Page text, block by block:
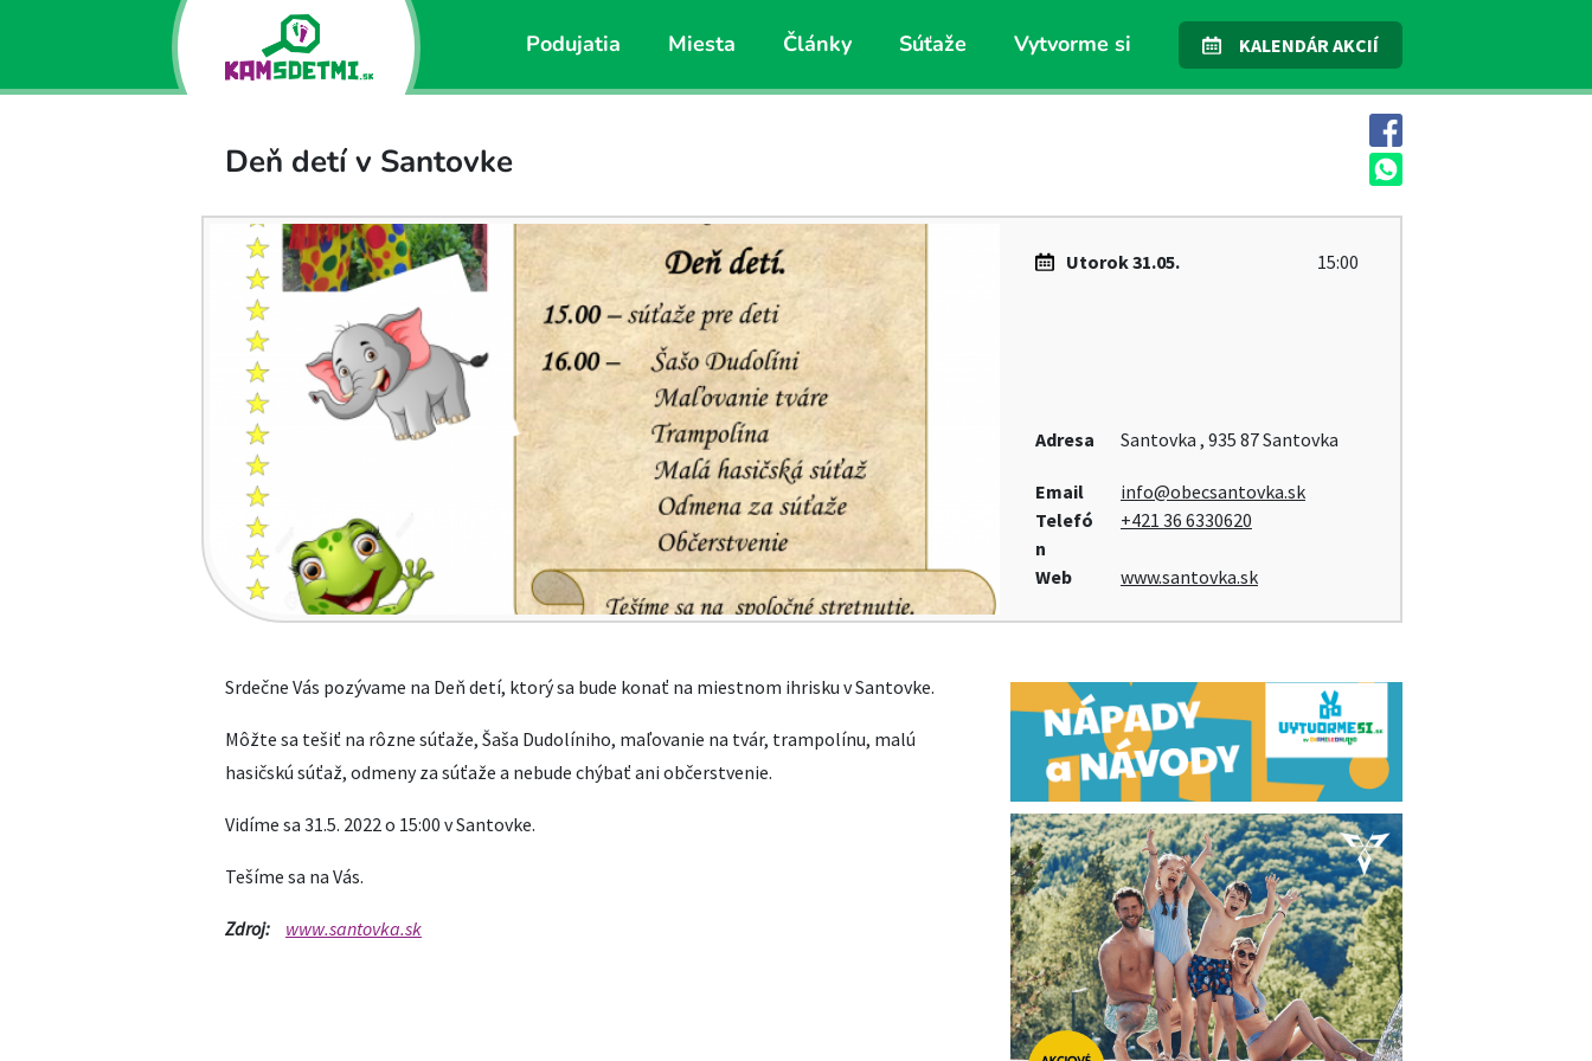
Podujatia Miesta Články Súťaže Vytvorme si KALENDÁR AKCIÍ
Deň detí v Santovke
Utorok31.05. 15:00
Adresa Santovka , 935 87 Santovka
Email
info@obecsantovka.sk
Telefó
n
+421 36 6330620
Web www.santovka.sk
Srdečne Vás pozývame na Deň detí, ktorý sa bude konať na miestnom ihrisku v Santovke.
Môžte sa tešiť na rôzne súťaže, Šaša Dudolíniho, maľovanie na tvár, trampolínu, malú
hasičskú súťaž, odmeny za súťaže a nebude chýbať ani občerstvenie.
Vidíme sa 31.5. 2022 o 15:00 v Santovke.
Tešíme sa na Vás.
Zdroj: www.santovka.sk